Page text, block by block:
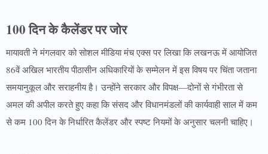
100 दिन के कैलेंडर पर जोर
मायावती ने मंगलवार को सोशल मीडिया मंच एक्स पर लिखा कि लखनऊ में आयोजित
86वें अखिल भारतीय पीठासीन अधिकारियों के सम्मेलन में इस विषय पर चिंता जताना
समयानुकूल और सराहनीय है। उन्होंने सरकार और विपक्ष—दोनों से गंभीरता से
अमल की अपील करते हुए कहा कि संसद और विधानमंडलों की कार्यवाही साल में कम
से कम 100 दिन के निर्धारित कैलेंडर और स्पष्ट नियमों के अनुसार चलनी चाहिए।